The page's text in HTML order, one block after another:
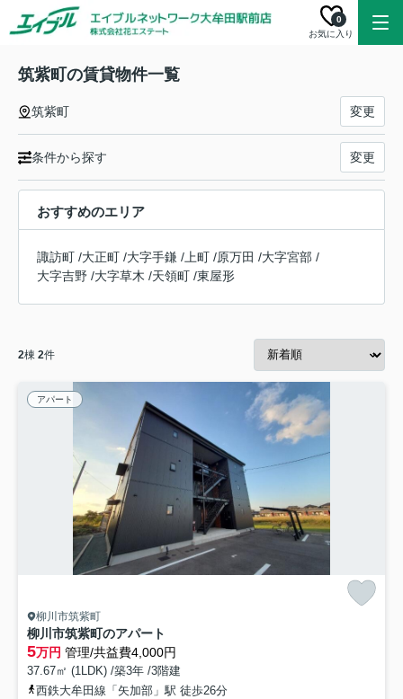
お気に入り
0
筑紫町の賃貸物件一覧
筑紫町 変更
条件から探す 変更
おすすめのエリア
諏訪町 /大正町 /大字手鎌 / 上町 /原万田 /大字宮部 /
大字吉野 /大字草木 /天領町 /東屋形
2棟 2件
アパート
柳川市筑紫町
柳川市筑紫町のアパート
5万円 管理/共益費4,000円
37.67㎡ (1LDK) /築3年 /3階建
西鉄大牟田線「矢加部」駅 徒歩26分